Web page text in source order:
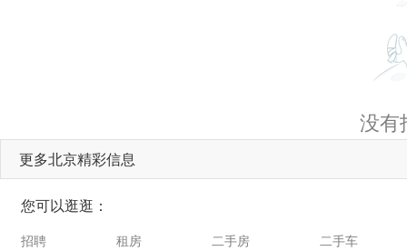
没有
更多北京精彩信息
您可以逛逛：
招聘 租房 二手房 二手车